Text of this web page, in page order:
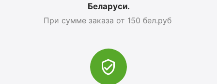
Беларуси.
При сумме заказа от 150 бел.руб